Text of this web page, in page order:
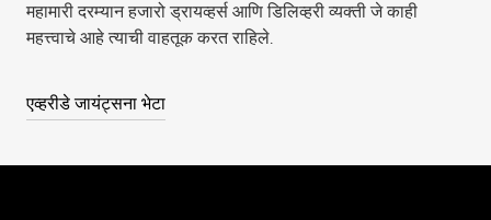
महामारी दरम्यान हजारो ड्रायव्हर्स आणि डिलिव्हरी व्यक्ती जे काही
महत्त्वाचे आहे त्याची वाहतूक करत राहिले.
एव्हरीडे जायंट्सना भेटा